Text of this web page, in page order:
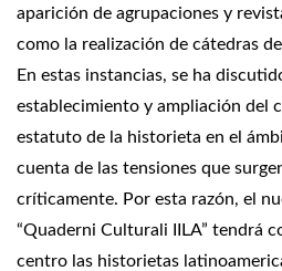
aparición de agrupaciones y
como la realización de cátedras
En estas instancias, se ha
establecimiento y ampliación del
estatuto de la historieta en el
cuenta de las tensiones que
críticamente. Por esta razón, el
“Quaderni Culturali IILA” tendrá
centro las historietas